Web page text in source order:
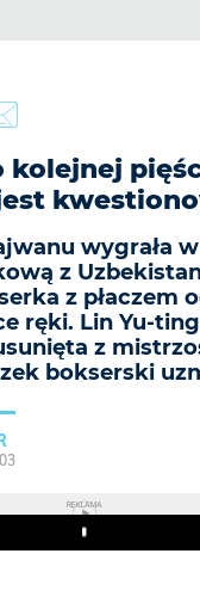
kolejnej
wygrała
z
z płaczem
ręki. Lin Yu-
z
bokserski
REKLAMA
Play